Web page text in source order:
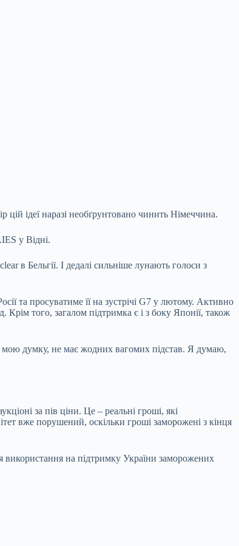
ідеї наразі необґрунтовано чинить Німеччина.
у Відні.
в Бельгії. І дедалі сильніше лунають голоси з
та просуватиме її на зустрічі G7 у лютому. Активно
того, загалом підтримка є і з боку Японії, також
мою думку, не має жодних вагомих підстав. Я думаю,
за пів ціни. Це – реальні гроші, які
вже порушений, оскільки гроші заморожені з кінця
на підтримку України заморожених